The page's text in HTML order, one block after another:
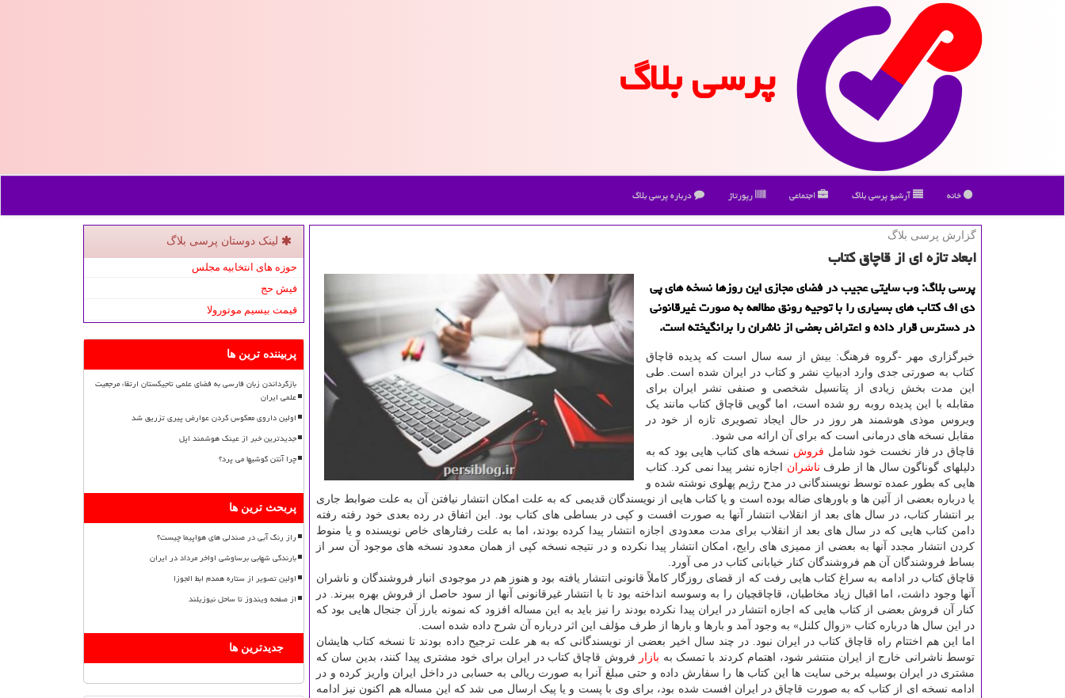
پرسی بلاگ
خانه آرشیو پرسی بلاگ اجتماعی رپورتاژ درباره پرسی بلاگ
گزارش پرسی بلاگ
ابعاد تازه ای از قاچاق كتاب
پرسی بلاگ: وب سایتی عجیب در فضای مجازی این روزها نسخه های پی
دی اف كتاب های بسیاری را با توجیه رونق مطالعه به صورت غیرقانونی
در دسترس قرار داده و اعتراض بعضی از ناشران را برانگیخته است.
خبرگزاری مهر -گروه فرهنگ: بیش از سه سال است که پدیده قاچاق
کتاب به صورتی جدی وارد ادبیاتِ نشر و کتاب در ایران شده است. طی
این مدت بخش زیادی از پتانسیل شخصی و صنفی نشر ایران برای
مقابله با این پدیده روبه رو شده است، اما گویی قاچاق کتاب مانند یک
ویروس موذی هوشمند هر روز در حال ایجاد تصویری تازه از خود در
مقابل نسخه های درمانی است که برای آن ارائه می شود.
قاچاق در فاز نخست خود شامل فروش نسخه های کتاب هایی بود که به
دلیلهای گوناگون سال ها از طرف ناشران اجازه نشر پیدا نمی کرد. کتاب
هایی که بطور عمده توسط نویسندگانی در مدح رژیم پهلوی نوشته شده و
یا درباره بعضی از آئین ها و باورهای ضاله بوده است و یا کتاب هایی از نویسندگان قدیمی که به علت امکان انتشار نیافتن آن به علت ضوابط جاری
بر انتشار کتاب، در سال های بعد از انقلاب انتشار آنها به صورت افست و کپی در بساطی های کتاب بود. این اتفاق در رده بعدی خود رفته رفته
دامن کتاب هایی که در سال های بعد از انقلاب برای مدت معدودی اجازه انتشار پیدا کرده بودند، اما به علت رفتارهای خاص نویسنده و یا منوط
کردن انتشار مجدد آنها به بعضی از ممیزی های رایج، امکان انتشار پیدا نکرده و در نتیجه نسخه کپی از همان معدود نسخه های موجود آن سر از
بساط فروشندگان آن هم فروشندگان کنار خیابانی کتاب در می آورد.
قاچاق کتاب در ادامه به سراغ کتاب هایی رفت که از قضای روزگار کاملاً قانونی انتشار یافته بود و هنوز هم در موجودی انبار فروشندگان و ناشران
آنها وجود داشت، اما اقبال زیاد مخاطبان، قاچاقچیان را به وسوسه انداخته بود تا با انتشار غیرقانونی آنها از سود حاصل از فروش بهره ببرند. در
کنار آن فروش بعضی از کتاب هایی که اجازه انتشار در ایران پیدا نکرده بودند را نیز باید به این مساله افزود که نمونه بارز آن جنجال هایی بود که
در این سال ها درباره کتاب «زوال کلنل» به وجود آمد و بارها و بارها از طرف مؤلف این اثر درباره آن شرح داده شده است.
اما این هم اختتام راه قاچاق کتاب در ایران نبود. در چند سال اخیر بعضی از نویسندگانی که به هر علت ترجیح داده بودند تا نسخه کتاب هایشان
توسط ناشرانی خارج از ایران منتشر شود، اهتمام کردند با تمسک به بازار فروش قاچاق کتاب در ایران برای خود مشتری پیدا کنند، بدین سان که
مشتری در ایران بوسیله برخی سایت ها این کتاب ها را سفارش داده و حتی مبلغ آنرا به صورت ریالی به حسابی در داخل ایران واریز کرده و در
ادامه نسخه ای از کتاب که به صورت قاچاق در ایران افست شده بود، برای وی با پست و یا پیک ارسال می شد که این مساله هم اکنون نیز ادامه
لینک دوستان پرسی بلاگ
حوزه های انتخابیه مجلس
فیش حج
قیمت بیسیم موتورولا
پربیننده ترین ها
بازگرداندن زبان فارسی به فضای علمی تاجیکستان ارتقاء مرجعیت
علمی ایران
اولین داروی معکوس کردن عوارض پیری تزریق شد
جدیدترین خبر از عینک هوشمند اپل
چرا آنتن گوشیها می پرد؟
پربحث ترین ها
راز رنگ آبی در صندلی های هواپیما چیست؟
بارندگی شهابی برساوشی اواخر مرداد در ایران
اولین تصویر از ستاره همدم ابط الجوزا
از صفحه ویندوز تا ساحل نیوزیلند
جدیدترین ها